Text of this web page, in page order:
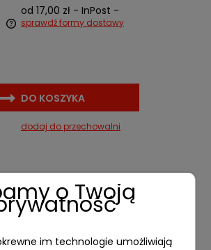
od 17,00 zł - InPost -
sprawdź formy dostawy
DO KOSZYKA
dodaj do przechowalni
o Twoją
im technologie umożliwiają